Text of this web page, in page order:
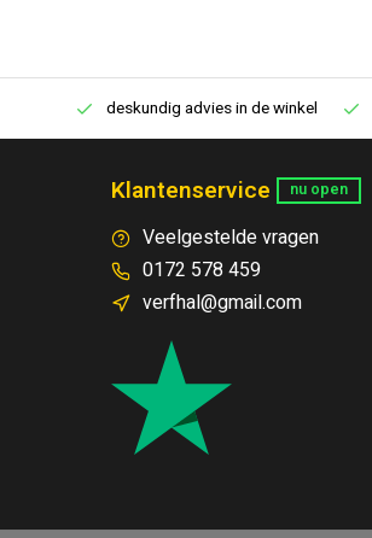
deskundig advies in de winkel
Klantenservice nu open
Veelgestelde vragen
0172 578 459
verfhal@gmail.com